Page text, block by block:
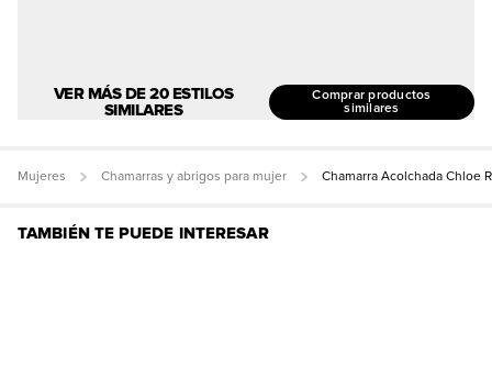
VER MÁS DE 20 ESTILOS
SIMILARES
Comprar productos
similares
Mujeres Chamarras y abrigos para mujer Chamarra Acolchada Chloe
TAMBIÉN TE PUEDE INTERESAR